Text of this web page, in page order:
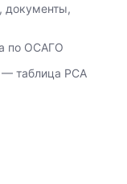
документы,
по ОСАГО
— таблица РСА